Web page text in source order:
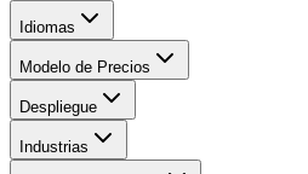
Idiomas
Modelo de Precios
Despliegue
Industrias